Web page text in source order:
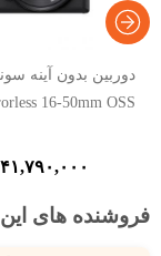
16-50mm OSS
فروشنده های این